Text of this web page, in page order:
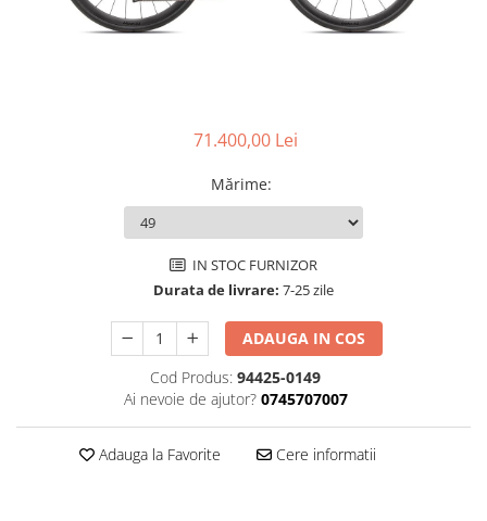
Furci cu suspensie
Ghidaje și întinzătoare lanț
Ghidoane și atașabile
Suporți și portbagaje auto
Încălțăminte
71.400,00 Lei
Mărime:
IN STOC FURNIZOR
Durata de livrare: 7-25 zile
ADAUGA IN COS
Cod Produs: 94425-0149
Ai nevoie de ajutor? 0745707007
Adauga la Favorite Cere informatii